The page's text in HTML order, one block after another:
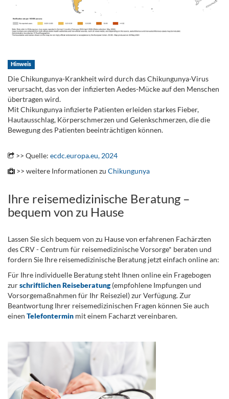
Hinweis
Die Chikungunya-Krankheit wird durch das Chikungunya-Virus
verursacht, das von der infizierten Aedes-Mücke auf den Menschen
übertragen wird.
Mit Chikungunya infizierte Patienten erleiden starkes Fieber,
Hautausschlag, Körperschmerzen und Gelenkschmerzen, die die
Bewegung des Patienten beeinträchtigen können.
>> Quelle: ecdc.europa.eu, 2024
>> weitere Informationen zu Chikungunya
Ihre reisemedizinische Beratung –
bequem von zu Hause
Lassen Sie sich bequem von zu Hause von erfahrenen Fachärzten
des CRV - Centrum für reisemedizinische Vorsorge* beraten und
fordern Sie Ihre reisemedizinische Beratung jetzt einfach online an:
Für Ihre individuelle Beratung steht Ihnen online ein Fragebogen
zurschriftlichen Reiseberatung(empfohlene Impfungen und
Vorsorgemaßnahmen für Ihr Reiseziel) zur Verfügung. Zur
Beantwortung Ihrer reisemedizinischen Fragen können Sie auch
einen Telefontermin mit einem Facharzt vereinbaren.